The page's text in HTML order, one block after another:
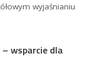
wyjaśnianiu
– wsparcie dla